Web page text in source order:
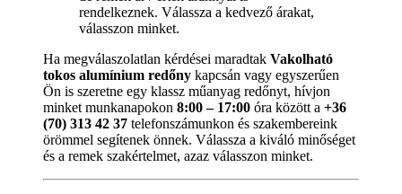
rendelkeznek. Válassza a kedvező árakat,
válasszon minket.
Ha megválaszolatlan kérdései maradtak Vakolható
tokos alumínium redőny kapcsán vagy egyszerűen
Ön is szeretne egy klassz műanyag redőnyt, hívjon
minket munkanapokon 8:00 – 17:00 óra között a +36
(70) 313 42 37 telefonszámunkon és szakembereink
örömmel segítenek önnek. Válassza a kiváló minőséget
és a remek szakértelmet, azaz válasszon minket.